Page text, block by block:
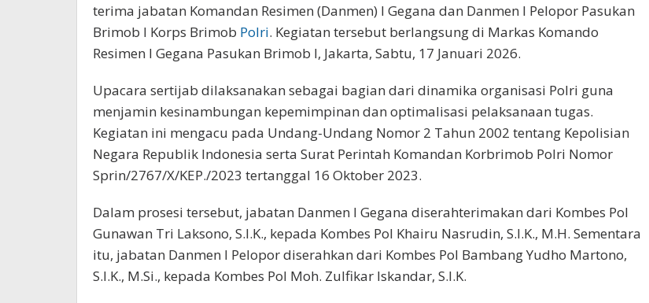
terima jabatan Komandan Resimen (Danmen) I Gegana dan Danmen I Pelopor Pasukan
Brimob I Korps Brimob Polri. Kegiatan tersebut berlangsung di Markas Komando
Resimen I Gegana Pasukan Brimob I, Jakarta, Sabtu, 17 Januari 2026.
Upacara sertijab dilaksanakan sebagai bagian dari dinamika organisasi Polri guna
menjamin kesinambungan kepemimpinan dan optimalisasi pelaksanaan tugas.
Kegiatan ini mengacu pada Undang-Undang Nomor 2 Tahun 2002 tentang Kepolisian
Negara Republik Indonesia serta Surat Perintah Komandan Korbrimob Polri Nomor
Sprin/2767/X/KEP./2023 tertanggal 16 Oktober 2023.
Dalam prosesi tersebut, jabatan Danmen I Gegana diserahterimakan dari Kombes Pol
Gunawan Tri Laksono, S.I.K., kepada Kombes Pol Khairu Nasrudin, S.I.K., M.H. Sementara
itu, jabatan Danmen I Pelopor diserahkan dari Kombes Pol Bambang Yudho Martono,
S.I.K., M.Si., kepada Kombes Pol Moh. Zulfikar Iskandar, S.I.K.